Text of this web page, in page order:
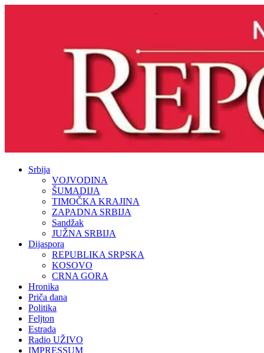
Srbija
VOJVODINA
ŠUMADIJA
TIMOČKA KRAJINA
ZAPADNA SRBIJA
Sandžak
JUŽNA SRBIJA
Dijaspora
REPUBLIKA SRPSKA
KOSOVO
CRNA GORA
Hronika
Priča dana
Politika
Feljton
Estrada
Radio UŽIVO
IMPRESSUM